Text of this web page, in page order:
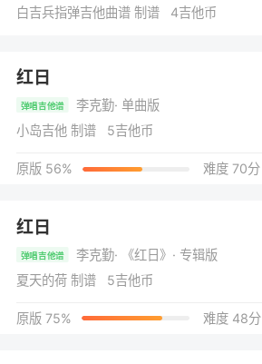
白吉兵指弹吉他曲谱 制谱 4吉他币
红日
弹唱吉他谱 李克勤· 单曲版
小岛吉他 制谱 5吉他币
原版 56% 难度 70分
红日
弹唱吉他谱 李克勤· 《红日》 · 专辑版
夏天的荷 制谱 5吉他币
原版 75% 难度 48分